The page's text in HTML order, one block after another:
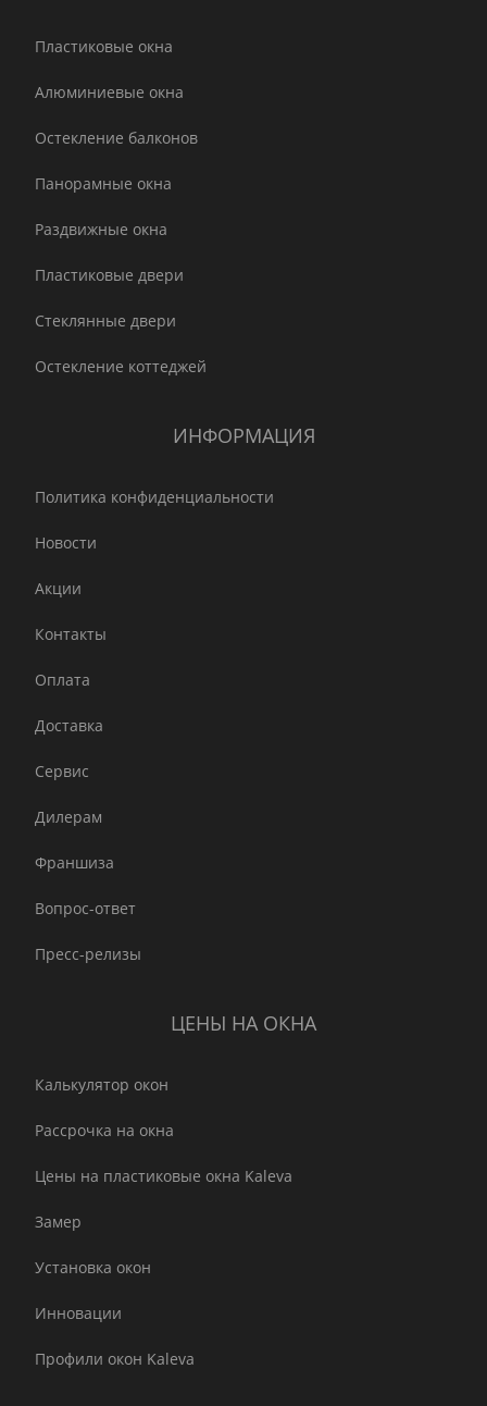
Пластиковые окна
Алюминиевые окна
Остекление балконов
Панорамные окна
Раздвижные окна
Пластиковые двери
Стеклянные двери
Остекление коттеджей
ИНФОРМАЦИЯ
Политика конфиденциальности
Новости
Акции
Контакты
Оплата
Доставка
Сервис
Дилерам
Франшиза
Вопрос-ответ
Пресс-релизы
ЦЕНЫ НА ОКНА
Калькулятор окон
Рассрочка на окна
Цены на пластиковые окна Kaleva
Замер
Установка окон
Инновации
Профили окон Kaleva